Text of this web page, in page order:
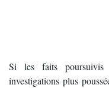
Si les faits poursuivis
investigations plus